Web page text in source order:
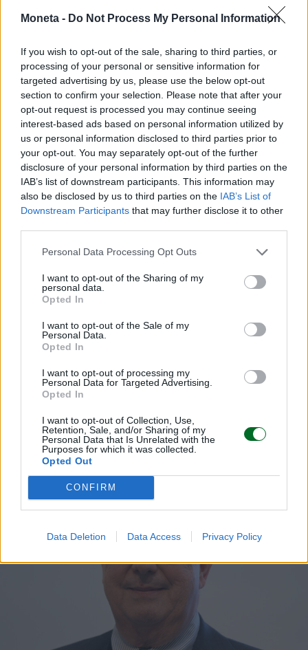
Moneta - Do Not Process My Personal Information
If you wish to opt-out of the sale, sharing to third parties, or
processing of your personal or sensitive information for
targeted advertising by us, please use the below opt-out
section to confirm your selection. Please note that after your
opt-out request is processed you may continue seeing
interest-based ads based on personal information utilized by
us or personal information disclosed to third parties prior to
your opt-out. You may separately opt-out of the further
disclosure of your personal information by third parties on the
IAB’s list of downstream participants. This information may
also be disclosed by us to third parties on the IAB’s List of
Downstream Participants that may further disclose it to other
Personal Data Processing Opt Outs
I want to opt-out of the Sharing of my
personal data.
Opted In
I want to opt-out of the Sale of my
Personal Data.
Opted In
I want to opt-out of processing my
Personal Data for Targeted Advertising.
Opted In
I want to opt-out of Collection, Use,
Retention, Sale, and/or Sharing of my
Personal Data that Is Unrelated with the
Purposes for which it was collected.
Opted Out
CONFIRM
Data Deletion Data Access Privacy Policy
IMPRESA E MANAGEMENT
conquista dei traffici globali
Acquisto dei porti da Hutchison a peso d’oro e senza
ottenere le concessioni cinesi, ma così Trump ha vinto a
Panama. Il gruppo Msc primo della logistica mondiale e
leader in Africa
Sofia Fraschini
1 2 3
POTREBBERO INTERESSARTI